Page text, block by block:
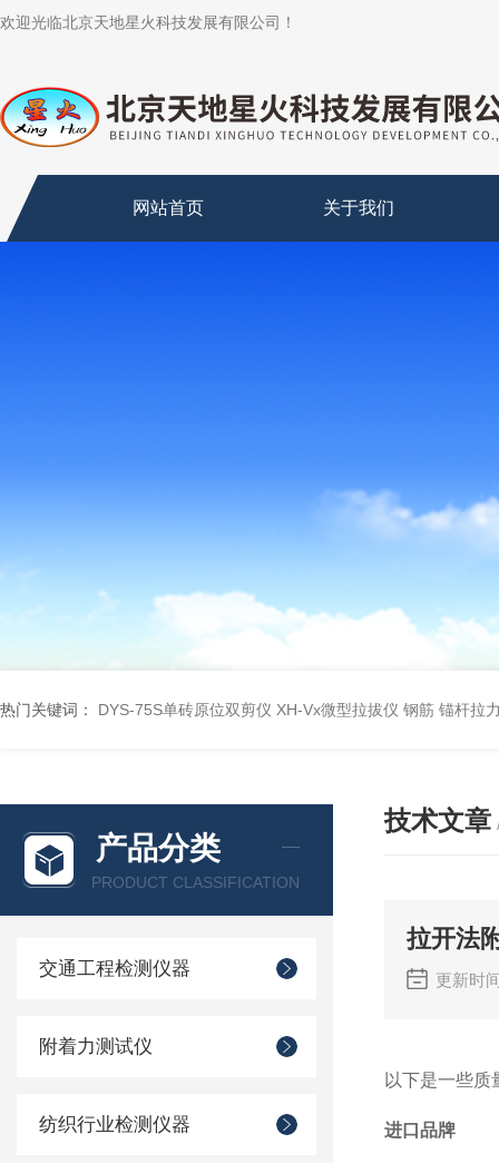
欢迎光临北京天地星火科技发展有限公司！
网站首页 关于我们
热门关键词： DYS-75S单砖原位双剪仪 XH-Vx微型拉拔仪 钢筋 锚杆拉
产品分类
PRODUCT CLASSIFICATION
交通工程检测仪器
附着力测试仪
纺织行业检测仪器
技术文章
拉开法
更新时
以下是一些质
进口品牌